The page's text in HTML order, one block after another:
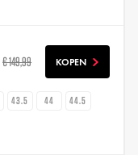
€ 149,99 KOPEN
43.5 44
44.5